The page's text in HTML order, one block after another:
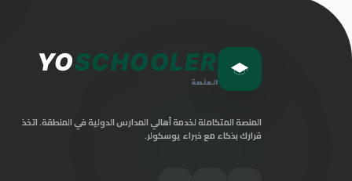
YOSCHOOLER
المنصة
المنصة المتكاملة لخدمة أهالي المدارس الدولية في المنطقة. اتخذ
قرارك بذكاء مع خبراء يوسكولر.